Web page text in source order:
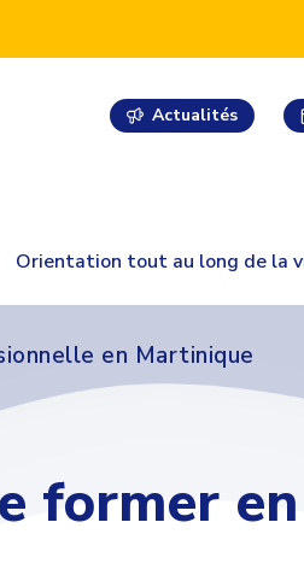
Actualités
Orientation tout au long de la
en Martinique
former